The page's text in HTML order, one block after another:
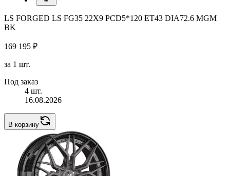
LS FORGED LS FG35 22X9 PCD5*120 ET43 DIA72.6 MGM
BK
169 195 ₽
за 1 шт.
Под заказ
4 шт.
16.08.2026
В корзину